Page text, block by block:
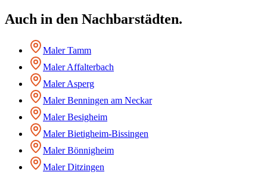
Auch in den Nachbarstädten.
Maler Tamm
Maler Affalterbach
Maler Asperg
Maler Benningen am Neckar
Maler Besigheim
Maler Bietigheim-Bissingen
Maler Bönnigheim
Maler Ditzingen